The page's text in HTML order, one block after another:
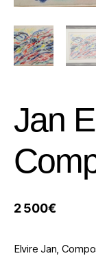
Jan
2 500€
Elvire Jan,